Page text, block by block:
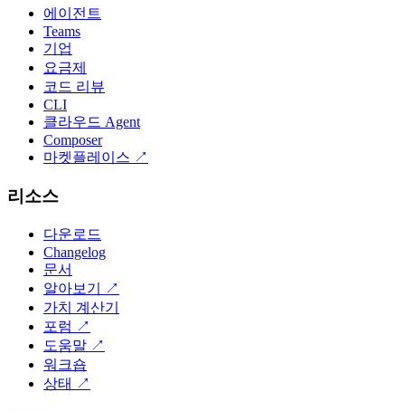
에이전트
Teams
기업
요금제
코드 리뷰
CLI
클라우드 Agent
Composer
마켓플레이스 ↗
리소스
다운로드
Changelog
문서
알아보기
↗
가치 계산기
포럼 ↗
도움말 ↗
워크숍
상태 ↗